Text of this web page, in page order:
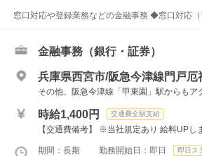
窓口対応や登録業務などの金融事務 ◆窓口対応
金融事務（銀行・証券）
兵庫県西宮市/阪急今津線門戸厄
その他、阪急今津線「甲東園」駅からもア
時給1,400円 交通費全額支給
【交通費備考】 ※当社規定あり 給料UP
期間：長期 勤務開始日：即日 即日ス